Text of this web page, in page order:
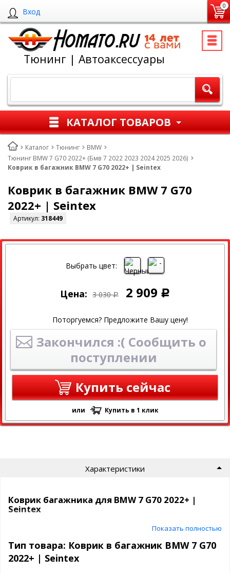
Вход
0
Тюнинг | Автоаксессуары
КАТАЛОГ ТОВАРОВ
Каталог Тюнинг
BMW
Тюнинг BMW 7 G70 2022+ (Бмв 7 2022 2023 2024 2025 2026)
Коврик в багажник BMW 7 G70 2022+ | Seintex
Коврик в багажник BMW 7 G70
2022+ | Seintex
Артикул: 318449
СКИДКА
Выбрать цвет:
Цена: 3 030 Р 2 909 Р
Поторгуемся? Предложите Вашу цену!
Закончился :( Сообщить о
поступлении
Купить сейчас
или Купить в 1 клик
Характеристики
Коврик багажника для BMW 7 G70 2022+ |
Seintex
Фирменный коврик в багажник Seintex —
точное прилегание и надёжная защита
⊕ Идеально повторяет форму багажника
Показать полностью
Тип товара: Коврик в багажник BMW 7 G70
2022+ | Seintex